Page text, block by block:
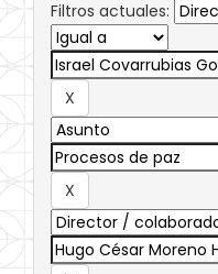
Filtros actuales: